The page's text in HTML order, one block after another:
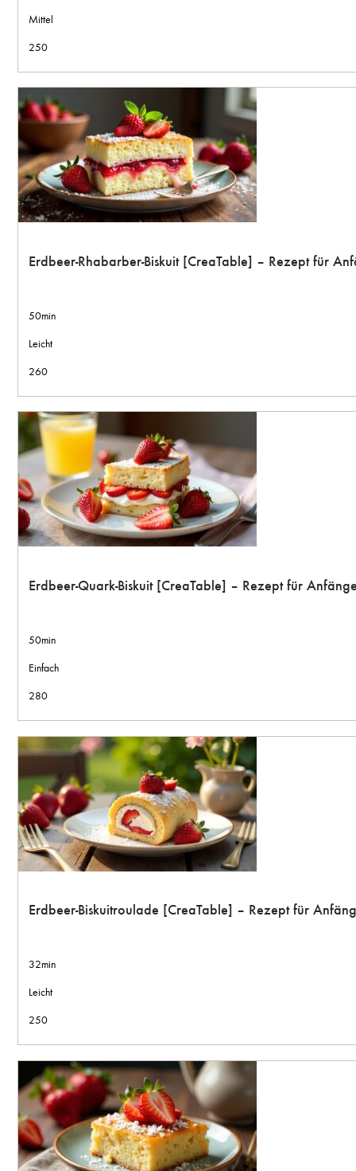
Mittel
250
Erdbeer-Rhabarber-Biskuit [CreaTable] – Rezept für
50min
Leicht
260
Erdbeer-Quark-Biskuit [CreaTable] – Rezept für
50min
Einfach
280
Erdbeer-Biskuitroulade [CreaTable] – Rezept für
32min
Leicht
250